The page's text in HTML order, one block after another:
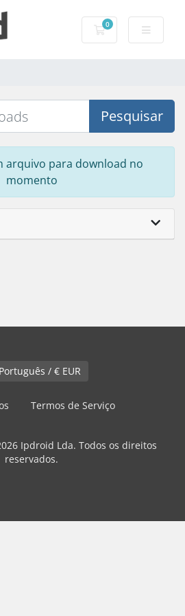
0
Carrinho de
Pesquisar
arquivo para download no
momento
Português / € EUR
Termos de Serviço
Ipdroid Lda. Todos os direitos
reservados.